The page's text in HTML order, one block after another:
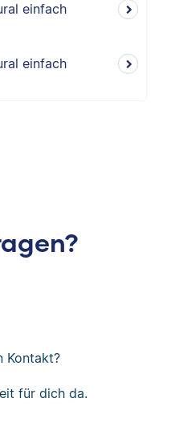
einfach
einfach
Kontakt?
für dich da.